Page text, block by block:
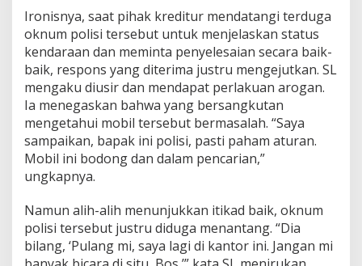
a
s
s
a
r
B
u
n
g
k
a
a
n
e
Ironisnya, saat pihak kreditur mendatangi terduga
oknum polisi tersebut untuk menjelaskan status
kendaraan dan meminta penyelesaian secara baik-
baik, respons yang diterima justru mengejutkan. SL
mengaku diusir dan mendapat perlakuan arogan.
Ia menegaskan bahwa yang bersangkutan
mengetahui mobil tersebut bermasalah. “Saya
sampaikan, bapak ini polisi, pasti paham aturan.
Mobil ini bodong dan dalam pencarian,”
ungkapnya.
Namun alih-alih menunjukkan itikad baik, oknum
polisi tersebut justru diduga menantang. “Dia
bilang, ‘Pulang mi, saya lagi di kantor ini. Jangan mi